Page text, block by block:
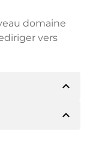
domaine
vers
expand_less
expand_less